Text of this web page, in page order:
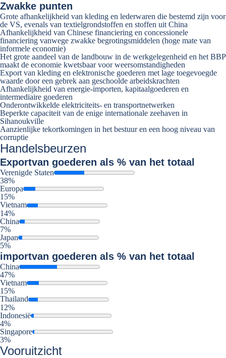
Zwakke punten
Grote afhankelijkheid van kleding en lederwaren die bestemd zijn voor
de VS, evenals van textielgrondstoffen en stoffen uit China
Afhankelijkheid van Chinese financiering en concessionele
financiering vanwege zwakke begrotingsmiddelen (hoge mate van
informele economie)
Het grote aandeel van de landbouw in de werkgelegenheid en het BBP
maakt de economie kwetsbaar voor weersomstandigheden
Export van kleding en elektronische goederen met lage toegevoegde
waarde door een gebrek aan geschoolde arbeidskrachten
Afhankelijkheid van energie-importen, kapitaalgoederen en
intermediaire goederen
Onderontwikkelde elektriciteits- en transportnetwerken
Beperkte capaciteit van de enige internationale zeehaven in
Sihanoukville
Aanzienlijke tekortkomingen in het bestuur en een hoog niveau van
corruptie
Handelsbeurzen
Exportvan goederen als % van het totaal
Verenigde Staten
38%
Europa
15%
Vietnam
14%
China
7%
Japan
5%
importvan goederen als % van het totaal
China
47%
Vietnam
15%
Thailand
12%
Indonesië
4%
Singapore
3%
Vooruitzicht